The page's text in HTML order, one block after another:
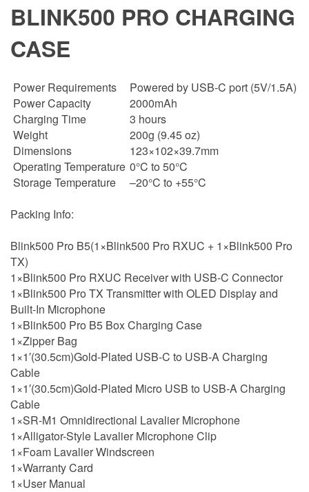
BLINK500 PRO CHARGING
CASE
Power Requirements
Powered by USB-C port (5V/1.5A)
Power Capacity
2000mAh
Charging Time
3 hours
Weight
200g (9.45 oz)
Dimensions
123×102×39.7mm
Operating Temperature 0°C to 50°C
Storage Temperature
–20°C to +55°C
Packing Info:
Blink500 Pro B5(1×Blink500 Pro RXUC + 1×Blink500 Pro
TX)
1×Blink500 Pro RXUC Receiver with USB-C Connector
1×Blink500 Pro TX Transmitter with OLED Display and
Built-In Microphone
1×Blink500 Pro B5 Box Charging Case
1×Zipper Bag
1×1′(30.5cm)Gold-Plated USB-C to USB-A Charging
Cable
1×1′(30.5cm)Gold-Plated Micro USB to USB-A Charging
Cable
1×SR-M1 Omnidirectional Lavalier Microphone
1×Alligator-Style Lavalier Microphone Clip
1×Foam Lavalier Windscreen
1×Warranty Card
1×User Manual